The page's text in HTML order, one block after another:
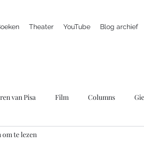
Theater YouTube Blog archief
van Pisa Film Columns
ziek LULverhalen
om te lezen